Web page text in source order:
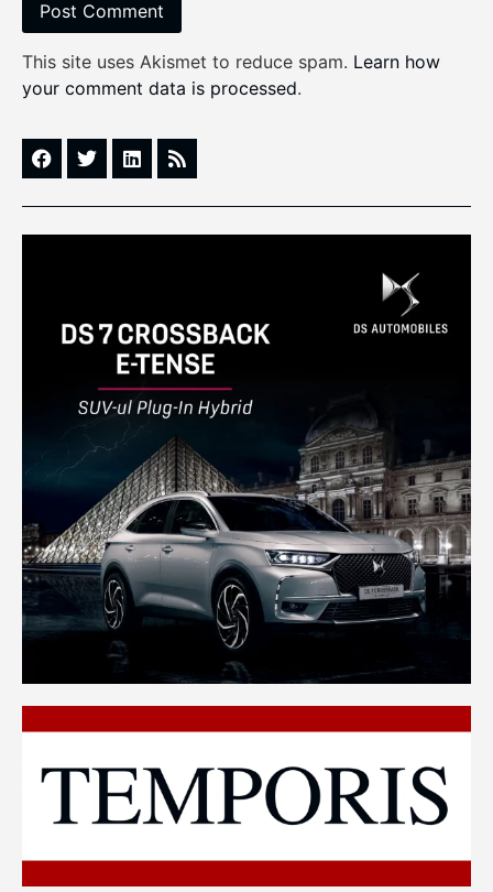
This site uses Akismet to reduce spam. Learn how
your comment data is processed.